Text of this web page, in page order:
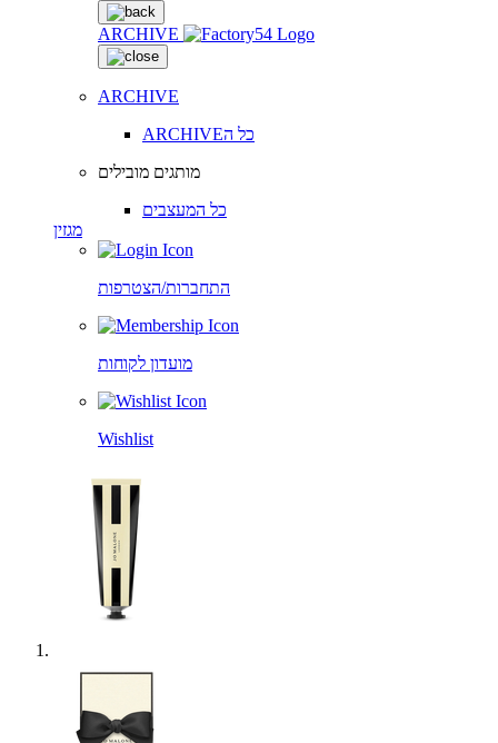
ARCHIVE
ARCHIVE
ARCHIVEכל ה
מותגים מובילים
כל המעצבים
מגזין
התחברות/הצטרפות
מועדון לקוחות
Wishlist